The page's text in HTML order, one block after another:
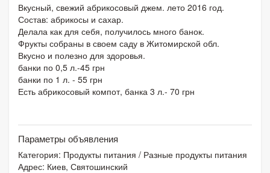
Вкусный, свежий абрикосовый джем. лето 2016 год.
Состав: абрикосы и сахар.
Делала как для себя, получилось много банок.
Фрукты собраны в своем саду в Житомирской обл.
Вкусно и полезно для здоровья.
банки по 0,5 л.-45 грн
банки по 1 л. - 55 грн
Есть абрикосовый компот, банка 3 л.- 70 грн
Параметры объявления
Категория: Продукты питания / Разные продукты питания
Адрес: Киев, Святошинский